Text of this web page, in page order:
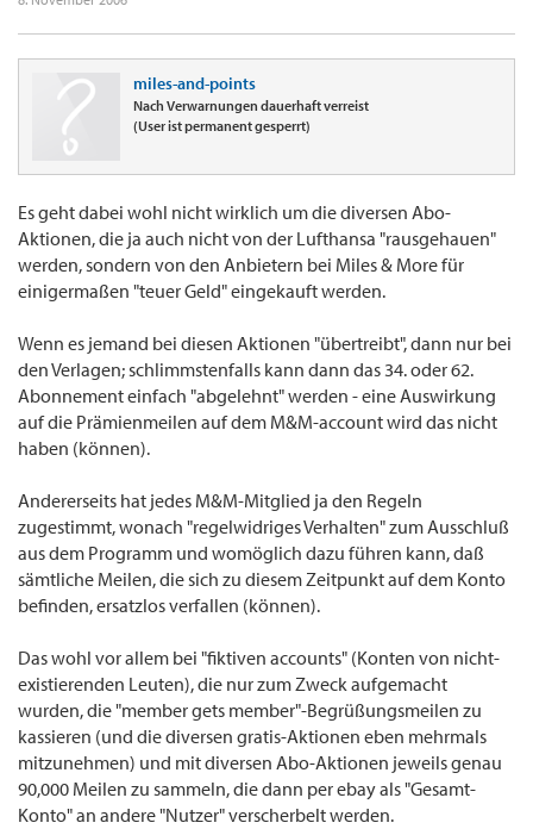
miles-and-points
Nach Verwarnungen dauerhaft verreist
(User ist permanent gesperrt)
Es geht dabei wohl nicht wirklich um die diversen Abo-
Aktionen, die ja auch nicht von der Lufthansa "rausgehauen"
werden, sondern von den Anbietern bei Miles & More für
einigermaßen "teuer Geld" eingekauft werden.
Wenn es jemand bei diesen Aktionen "übertreibt", dann nur bei
den Verlagen; schlimmstenfalls kann dann das 34. oder 62.
Abonnement einfach "abgelehnt" werden - eine Auswirkung
auf die Prämienmeilen auf dem M&M-account wird das nicht
haben (können).
Andererseits hat jedes M&M-Mitglied ja den Regeln
zugestimmt, wonach "regelwidriges Verhalten" zum Ausschluß
aus dem Programm und womöglich dazu führen kann, daß
sämtliche Meilen, die sich zu diesem Zeitpunkt auf dem Konto
befinden, ersatzlos verfallen (können).
Das wohl vor allem bei "fiktiven accounts" (Konten von nicht-
existierenden Leuten), die nur zum Zweck aufgemacht
wurden, die "member gets member"-Begrüßungsmeilen zu
kassieren (und die diversen gratis-Aktionen eben mehrmals
mitzunehmen) und mit diversen Abo-Aktionen jeweils genau
90,000 Meilen zu sammeln, die dann per ebay als "Gesamt-
Konto" an andere "Nutzer" verscherbelt werden.